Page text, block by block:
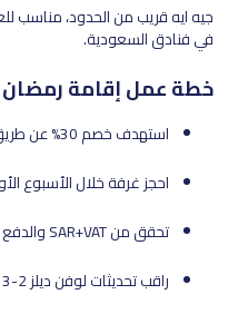
جيه ايه قريب من الحدود، مناسب
في فنادق السعودية.
خطة عمل إقامة رمضان
استهدف خصم 30% عن طريق الحجز
احجز غرفة خلال الأسبوع
تحقق من SAR+VAT والدفع عن طريق مدى/تابي/COD
راقب تحديثات لوفن ديلز 2-3 مرات يوميًا